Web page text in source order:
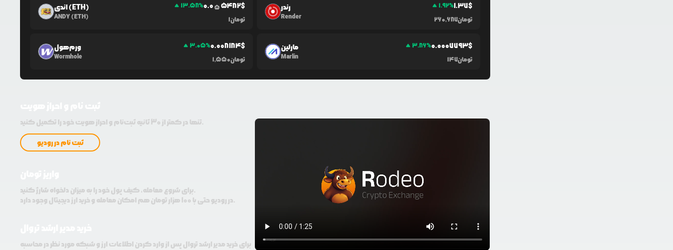
اندی (ETH)
ANDY (ETH)
13.58%0.05 5482$
1تومان
رندر
Render
1.92%1.37$
260,687تومان
ورم‌هول
Wormhole
3.05%0.008184$
1,550تومان
مارلین
Marlin
3.86%0.0007793$
147تومان
تنها در کمتر از 30 ثانیه ثبت‌نام و احراز هویت خود را تکمیل کنید.
ثبت نام در رودیو
برای شروع معامله، کیف پول خود را به میزان دلخواه شارژ کنید.
در رودیو حتی با 100 هزار تومان هم امکان معامله و خرید ارز دیجیتال وجود دارد.
برای خرید مدیر ارشد تروال پس از وارد کردن اطلاعات ارز و شبکه مورد نظر در محاسبه